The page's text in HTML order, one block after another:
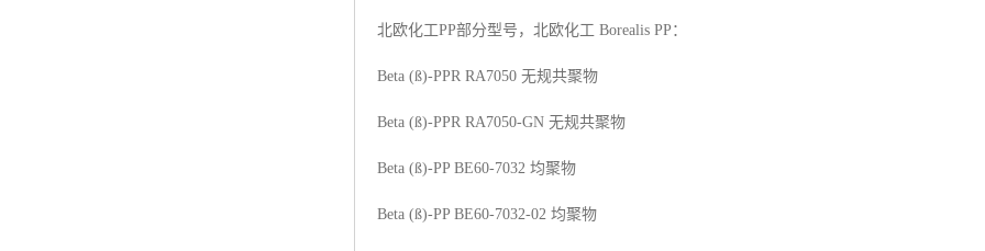
北欧化工PP部分型号，北欧化工 Borealis PP：
Beta (ß)-PPR RA7050 无规共聚物
Beta (ß)-PPR RA7050-GN 无规共聚物
Beta (ß)-PP BE60-7032 均聚物
Beta (ß)-PP BE60-7032-02 均聚物